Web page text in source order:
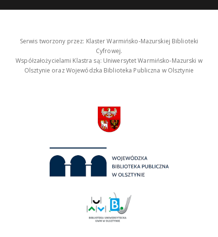
Serwis tworzony przez: Klaster Warmińsko-Mazurskiej Biblioteki
Cyfrowej.
Współzałożycielami Klastra są: Uniwersytet Warmińsko-Mazurski w
Olsztynie oraz Wojewódzka Biblioteka Publiczna w Olsztynie